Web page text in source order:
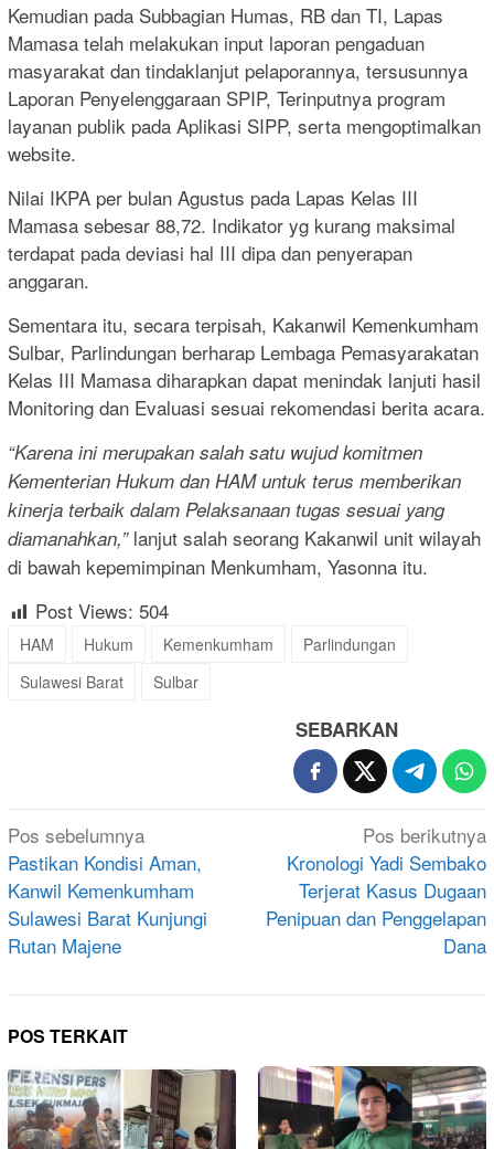
Kemudian pada Subbagian Humas, RB dan TI, Lapas
Mamasa telah melakukan input laporan pengaduan
masyarakat dan tindaklanjut pelaporannya, tersusunnya
Laporan Penyelenggaraan SPIP, Terinputnya program
layanan publik pada Aplikasi SIPP, serta mengoptimalkan
website.
Nilai IKPA per bulan Agustus pada Lapas Kelas III
Mamasa sebesar 88,72. Indikator yg kurang maksimal
terdapat pada deviasi hal III dipa dan penyerapan
anggaran.
Sementara itu, secara terpisah, Kakanwil Kemenkumham
Sulbar, Parlindungan berharap Lembaga Pemasyarakatan
Kelas III Mamasa diharapkan dapat menindak lanjuti hasil
Monitoring dan Evaluasi sesuai rekomendasi berita acara.
“Karena ini merupakan salah satu wujud komitmen
Kementerian Hukum dan HAM untuk terus memberikan
kinerja terbaik dalam Pelaksanaan tugas sesuai yang
diamanahkan,”lanjut salah seorang Kakanwil unit wilayah
di bawah kepemimpinan Menkumham, Yasonna itu.
Post Views: 504
HAM Hukum Kemenkumham
Parlindungan
Sulawesi Barat
Sulbar
SEBARKAN
Navigasi
pos
Pos sebelumnya
Pastikan Kondisi Aman,
Kanwil Kemenkumham
Sulawesi Barat Kunjungi
Rutan Majene
Pos berikutnya
Kronologi Yadi Sembako
Terjerat Kasus Dugaan
Penipuan dan Penggelapan
Dana
POS TERKAIT